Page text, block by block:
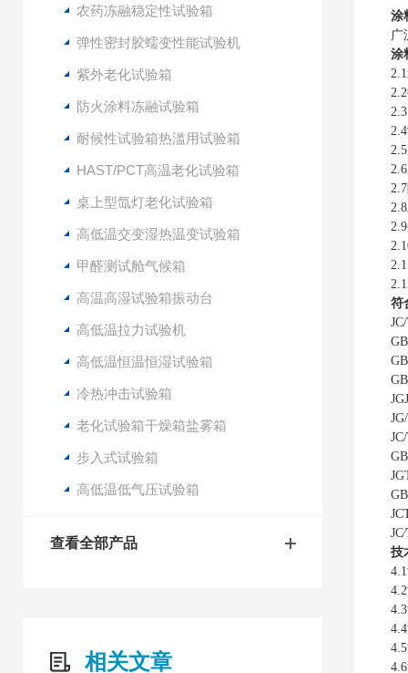
农药冻融稳定性试验箱
弹性密封胶蠕变性能试验机
紫外老化试验箱
防火涂料冻融试验箱
耐候性试验箱热滥用试验箱
HAST/PCT高温老化试验箱
桌上型氙灯老化试验箱
高低温交变湿热温变试验箱
甲醛测试舱气候箱
高温高湿试验箱振动台
高低温拉力试验机
高低温恒温恒湿试验箱
冷热冲击试验箱
老化试验箱干燥箱盐雾箱
步入式试验箱
高低温低气压试验箱
查看全部产品
相关文章
涂
广
涂
符
技